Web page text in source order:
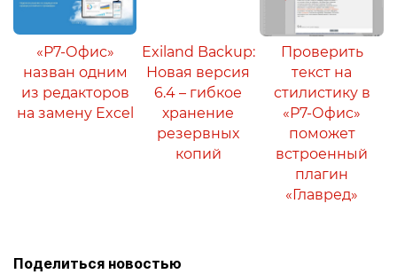
«Р7-Офис»
назван одним
из редакторов
на замену Excel
Exiland Backup:
Новая версия
6.4 – гибкое
хранение
резервных
копий
Проверить
текст на
стилистику в
«Р7-Офис»
поможет
встроенный
плагин
«Главред»
Поделиться новостью